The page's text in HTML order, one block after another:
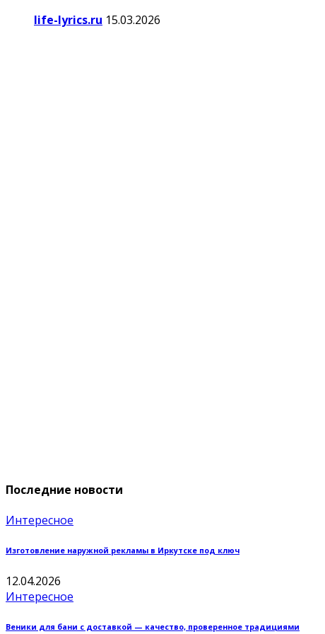
life-lyrics.ru 15.03.2026
Последние новости
Интересное
Изготовление наружной рекламы в Иркутске под ключ
12.04.2026
Интересное
Веники для бани с доставкой — качество, проверенное традициями